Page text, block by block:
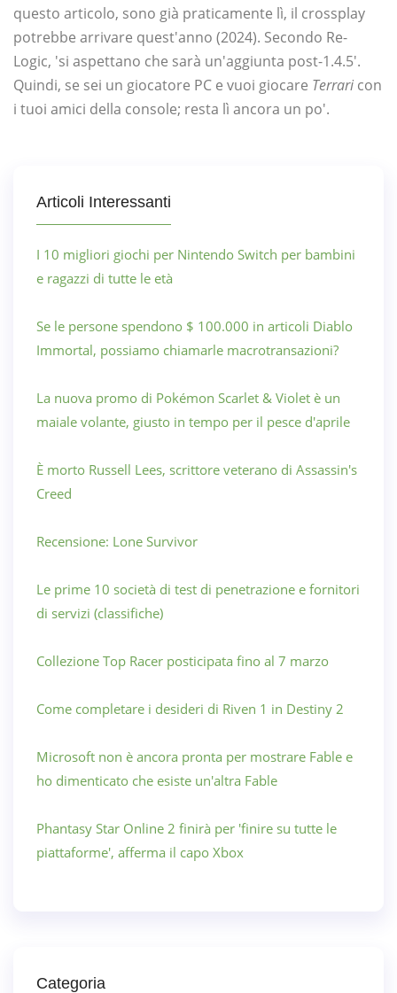
questo articolo, sono già praticamente lì, il crossplay
potrebbe arrivare quest'anno (2024). Secondo Re-
Logic, 'si aspettano che sarà un'aggiunta post-1.4.5'.
Quindi, se sei un giocatore PC e vuoi giocare Terrari con
i tuoi amici della console; resta lì ancora un po'.
Articoli Interessanti
I 10 migliori giochi per Nintendo Switch per bambini
e ragazzi di tutte le età
Se le persone spendono $ 100.000 in articoli Diablo
Immortal, possiamo chiamarle macrotransazioni?
La nuova promo di Pokémon Scarlet & Violet è un
maiale volante, giusto in tempo per il pesce d'aprile
È morto Russell Lees, scrittore veterano di Assassin's
Creed
Recensione: Lone Survivor
Le prime 10 società di test di penetrazione e fornitori
di servizi (classifiche)
Collezione Top Racer posticipata fino al 7 marzo
Come completare i desideri di Riven 1 in Destiny 2
Microsoft non è ancora pronta per mostrare Fable e
ho dimenticato che esiste un'altra Fable
Phantasy Star Online 2 finirà per 'finire su tutte le
piattaforme', afferma il capo Xbox
Categoria